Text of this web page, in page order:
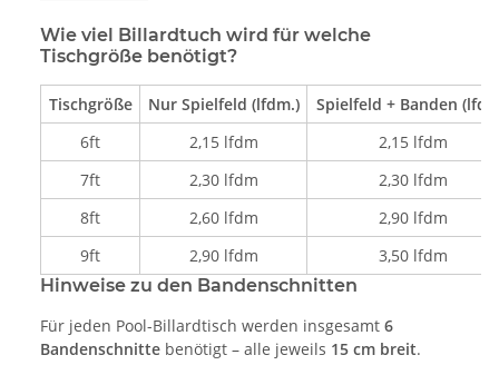
Wie viel Billardtuch wird für welche
Tischgröße benötigt?
Tischgröße Nur Spielfeld (lfdm.)
Spielfeld + Banden
6ft
2,15 lfdm
2,15 lfdm
7ft
2,30 lfdm
2,30 lfdm
8ft
2,60 lfdm
2,90 lfdm
9ft
2,90 lfdm
3,50 lfdm
Hinweise zu den Bandenschnitten
Für jeden Pool-Billardtisch werden insgesamt 6
Bandenschnitte benötigt – alle jeweils 15 cm breit.